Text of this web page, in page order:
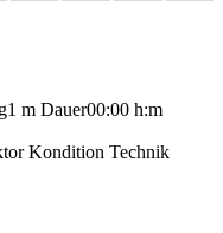
1 m Dauer00:00 h:m
Kondition Technik